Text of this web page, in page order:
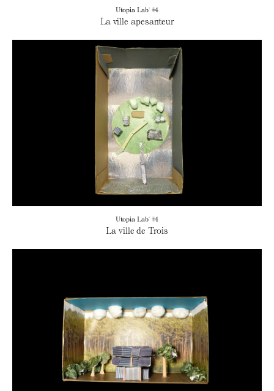
Utopia Lab' #4
La ville apesanteur
Utopia Lab' #4
La ville de Trois